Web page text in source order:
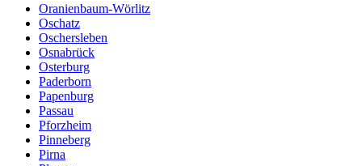
Oranienbaum-Wörlitz
Oschatz
Oschersleben
Osnabrück
Osterburg
Paderborn
Papenburg
Passau
Pforzheim
Pinneberg
Pirna